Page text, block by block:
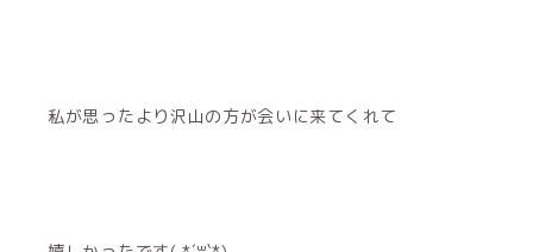
私が思ったより沢山の方が会いに来てくれて